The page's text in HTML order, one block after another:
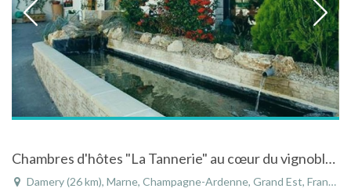
Chambres d'hôtes "La Tannerie" au cœur du vignoble en bord de Marne
Damery (26 km), Marne, Champagne-Ardenne, Grand Est, France